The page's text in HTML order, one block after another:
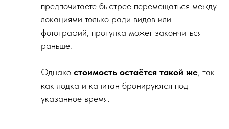
предпочитаете быстрее перемещаться между
локациями только ради видов или
фотографий, прогулка может закончиться
раньше.
Однако стоимость остаётся такой же, так
как лодка и капитан бронируются под
указанное время.